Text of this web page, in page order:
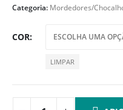
Categoria: Mordedores/
COR
LIMPAR